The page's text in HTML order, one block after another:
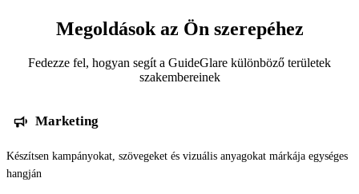
Megoldások az Ön szerepéhez
Fedezze fel, hogyan segít a GuideGlare különböző területek
szakembereinek
Marketing
Készítsen kampányokat, szövegeket és vizuális anyagokat márkája egységes
hangján